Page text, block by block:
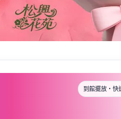
到館擺放・快